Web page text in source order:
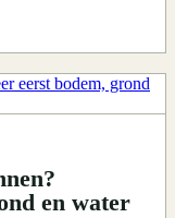
en water